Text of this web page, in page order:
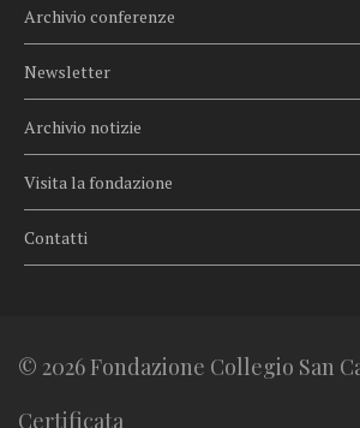
Archivio conferenze
Newsletter
Archivio notizie
Visita la fondazione
Contatti
© 2026 Fondazione Collegio San
Certificata